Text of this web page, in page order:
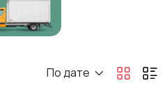
По дате